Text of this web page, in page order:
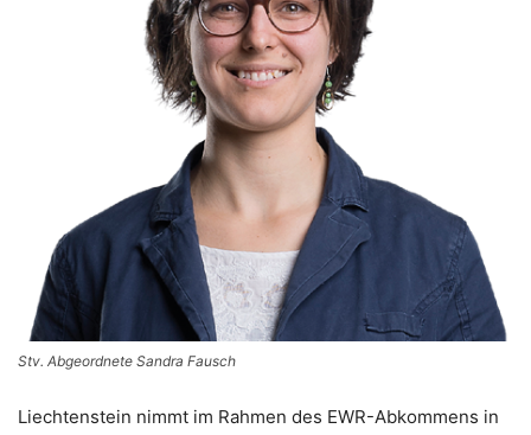
Stv. Abgeordnete Sandra Fausch
Liechtenstein nimmt im Rahmen des EWR-Abkommens in